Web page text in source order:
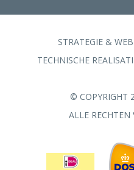
STRATEGIE &
TECHNISCHE
© COPYRIGHT
ALLE